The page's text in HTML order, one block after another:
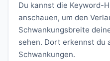
Du kannst die Keyword-
anschauen, um den
Schwankungsbreite
sehen. Dort erkennst du
Schwankungen.